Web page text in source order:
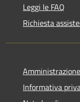
Leggi le FAQ
Richiesta
Informativa